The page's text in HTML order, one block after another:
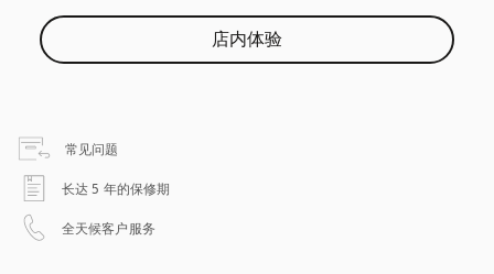
店内体验
常见问题
长达 5 年的保修期
全天候客户服务